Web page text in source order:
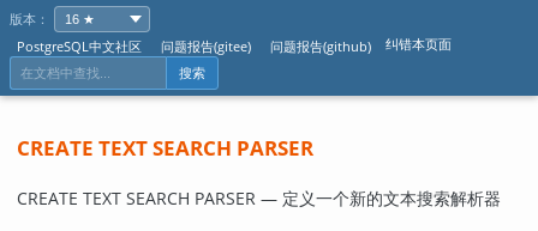
版本：
PostgreSQL中文社区
问题报告(gitee) 问题报告(github) 纠错本页面
搜索
CREATE TEXT SEARCH PARSER
CREATE TEXT SEARCH PARSER — 定义一个新的文本搜索解析器